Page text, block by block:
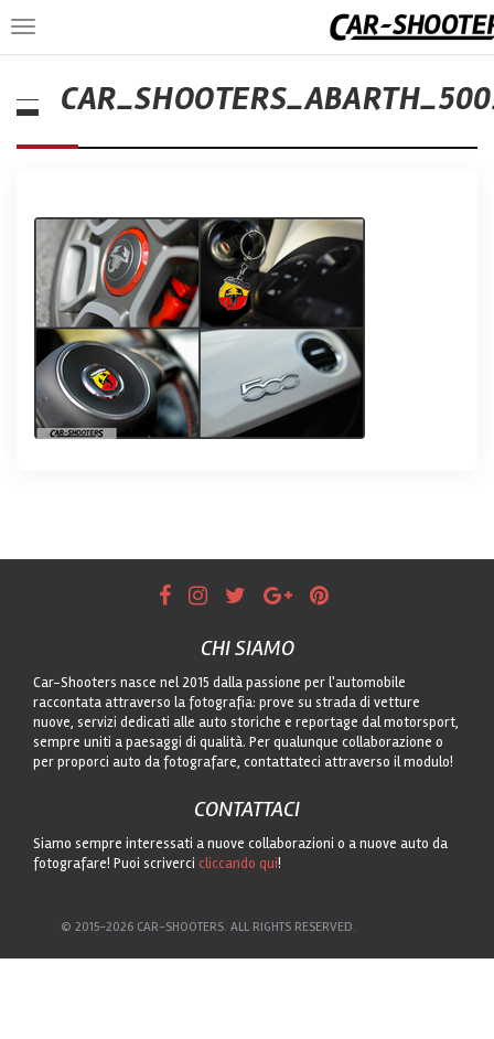
Toggle
navigation
CHI SIAMO
Car-Shooters nasce nel 2015 dalla passione per l'automobile
raccontata attraverso la fotografia: prove su strada di vetture
nuove, servizi dedicati alle auto storiche e reportage dal motorsport,
sempre uniti a paesaggi di qualità. Per qualunque collaborazione o
per proporci auto da fotografare, contattateci attraverso il modulo!
CONTATTACI
Siamo sempre interessati a nuove collaborazioni o a nuove auto da
fotografare! Puoi scriverci cliccando qui!
© 2015-2026 CAR-SHOOTERS. ALL RIGHTS RESERVED.